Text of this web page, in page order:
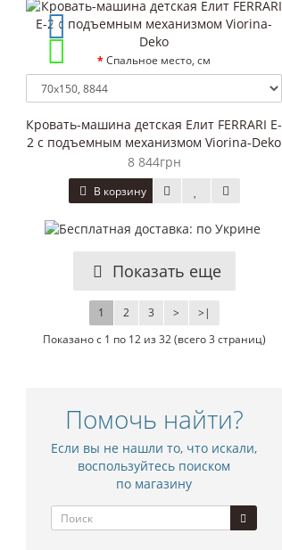
Спальное место, см
Кровать-машина детская Елит FERRARI E-
2 с подъемным механизмом Viorina-Deko
8 844грн
В корзину
Показать еще
1 2 3 > >|
Показано с 1 по 12 из 32 (всего 3 страниц)
Помочь найти?
Если вы не нашли то, что искали,
воспользуйтесь поиском
по магазину